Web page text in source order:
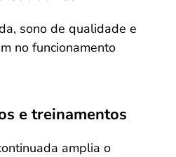
sono de qualidade e
no funcionamento
e treinamentos
amplia o